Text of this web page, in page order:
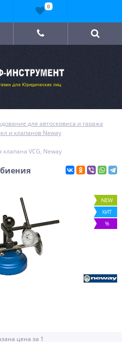
для автосервиса и гаража
и клапанов Neway
VCG, Neway
NEW
ХИТ
%
цена за 1
0